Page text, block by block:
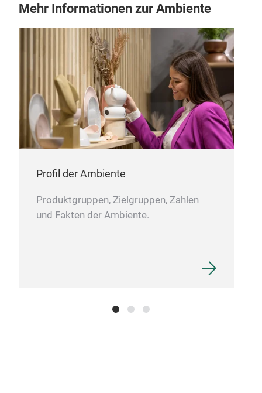
Mehr Informationen zur Ambiente
Profil der Ambiente
Produktgruppen, Zielgruppen, Zahlen
und Fakten der Ambiente.